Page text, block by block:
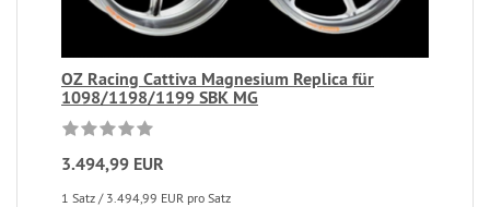
OZ Racing Cattiva Magnesium Replica für
1098/1198/1199 SBK MG
3.494,99 EUR
1 Satz / 3.494,99 EUR pro Satz